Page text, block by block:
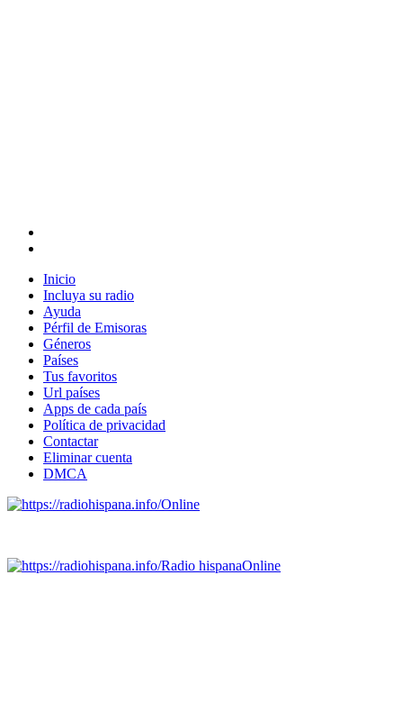
Inicio
Incluya su radio
Ayuda
Pérfil de Emisoras
Géneros
Países
Tus favoritos
Url países
Apps de cada país
Política de privacidad
Contactar
Eliminar cuenta
DMCA
Online
Radio hispanaOnline